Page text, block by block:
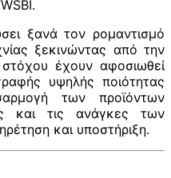
ξανά τον ρομαντισμό
ξεκινώντας από την
έχουν αφοσιωθεί
υψηλής ποιότητας
των προϊόντων
και τις ανάγκες των
και υποστήριξη.